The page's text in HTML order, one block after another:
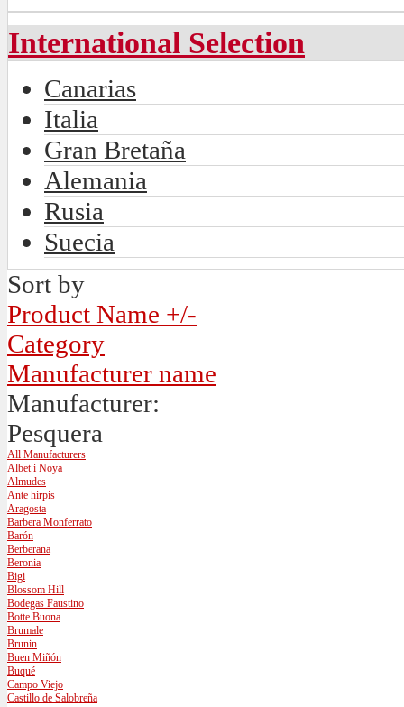
International Selection
Canarias
Italia
Gran Bretaña
Alemania
Rusia
Suecia
Sort by
Product Name +/-
Category
Manufacturer name
Manufacturer:
Pesquera
All Manufacturers
Albet i Noya
Almudes
Ante hirpis
Aragosta
Barbera Monferrato
Barón
Berberana
Beronia
Bigi
Blossom Hill
Bodegas Faustino
Botte Buona
Brumale
Brunin
Buen Miñón
Buqué
Campo Viejo
Castillo de Salobreña